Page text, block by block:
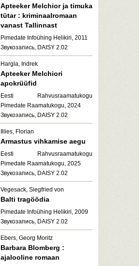
Apteeker Melchior ja timuka
tütar : kriminaalromaan
vanast Tallinnast
Pimedate Infoühing Helikiri, 2011
Звукозапись, DAISY 2.02
Hargla, Indrek
Apteeker Melchiori
apokrüüfid
Eesti Rahvusraamatukogu
Pimedate Raamatukogu, 2024
Звукозапись, DAISY 2.02
Illies, Florian
Armastus vihkamise aegu
Eesti Rahvusraamatukogu
Pimedate Raamatukogu, 2025
Звукозапись, DAISY 2.02
Vegesack, Siegfried von
Balti tragöödia
Pimedate Infoühing Helikiri, 2009
Звукозапись, DAISY 2.02
Ebers, Georg Moritz
Barbara Blomberg :
ajalooline romaan